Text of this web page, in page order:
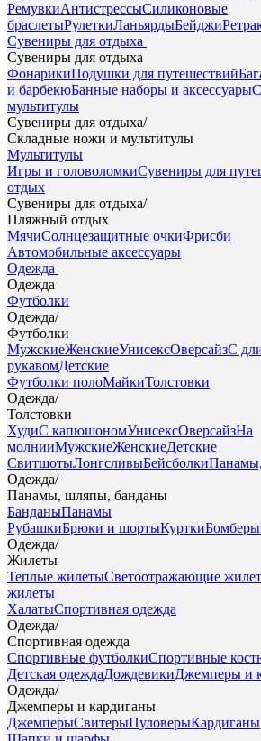
РемувкиАнтистрессыСиликоновые
браслетыРулеткиЛаньярдыБейджи
Сувениры для отдыха
Сувениры для отдыха
ФонарикиПодушки для путешествий
и барбекюБанные наборы и аксессуары
мультитулы
Сувениры для отдыха/
Складные ножи и мультитулы
Мультитулы
Игры и головоломкиСувениры для
отдых
Сувениры для отдыха/
Пляжный отдых
МячиСолнцезащитные очкиФрисби
Автомобильные аксессуары
Одежда
Одежда
Футболки
Одежда/
Футболки
МужскиеЖенскиеУнисексОверсайзС
рукавомДетские
Футболки полоМайкиТолстовки
Одежда/
Толстовки
ХудиС капюшономУнисексОверсайзНа
молнииМужскиеЖенскиеДетские
СвитшотыЛонгсливыБейсболки
Одежда/
Панамы, шляпы, банданы
БанданыПанамы
РубашкиБрюки и шортыКурткиБомберы
Одежда/
Жилеты
Теплые жилетыСветоотражающие
жилеты
ХалатыСпортивная одежда
Одежда/
Спортивная одежда
Спортивные футболкиСпортивные
Детская одеждаДождевикиДжемперы и
Одежда/
Джемперы и кардиганы
ДжемперыСвитерыПуловерыКардиганы